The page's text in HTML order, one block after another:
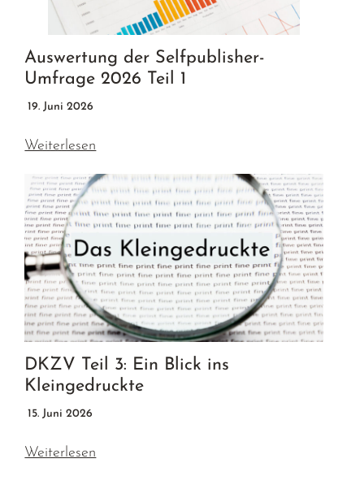
Auswertung der Selfpublisher-
Umfrage 2026 Teil 1
19. Juni 2026
Weiterlesen
DKZV Teil 3: Ein Blick ins
Kleingedruckte
15. Juni 2026
Weiterlesen